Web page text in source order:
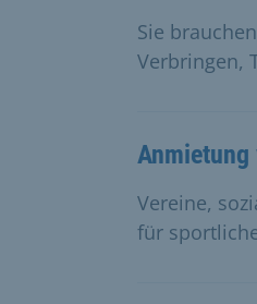
Sie
Verbringen,
Vereine,
für